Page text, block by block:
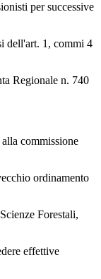
per successive
dell'art. 1, commi 4
Regionale n. 740
commissione
ordinamento
Forestali,
effettive